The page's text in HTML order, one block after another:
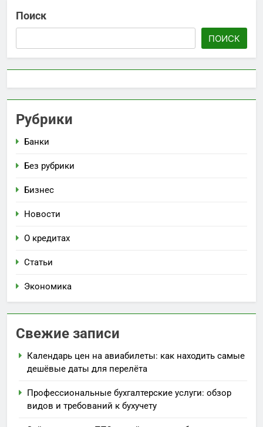
Поиск
ПОИСК
Рубрики
Банки
Без рубрики
Бизнес
Новости
О кредитах
Статьи
Экономика
Свежие записи
Календарь цен на авиабилеты: как находить самые
дешёвые даты для перелёта
Профессиональные бухгалтерские услуги: обзор
видов и требований к бухучету